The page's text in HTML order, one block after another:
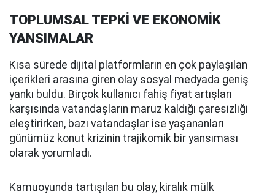
TOPLUMSAL TEPKİ VE EKONOMİK
YANSIMALAR
Kısa sürede dijital platformların en çok paylaşılan
içerikleri arasına giren olay sosyal medyada geniş
yankı buldu. Birçok kullanıcı fahiş fiyat artışları
karşısında vatandaşların maruz kaldığı çaresizliği
eleştirirken, bazı vatandaşlar ise yaşananları
günümüz konut krizinin trajikomik bir yansıması
olarak yorumladı.
Kamuoyunda tartışılan bu olay, kiralık mülk